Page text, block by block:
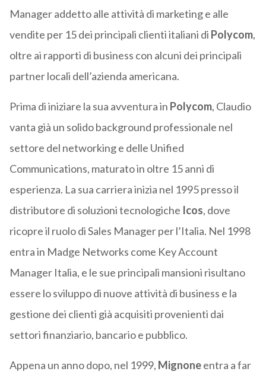
Manager addetto alle attività di marketing e alle
vendite per 15 dei principali clienti italiani di Polycom,
oltre ai rapporti di business con alcuni dei principali
partner locali dell’azienda americana.
Prima di iniziare la sua avventura in Polycom, Claudio
vanta già un solido background professionale nel
settore del networking e delle Unified
Communications, maturato in oltre 15 anni di
esperienza. La sua carriera inizia nel 1995 presso il
distributore di soluzioni tecnologiche Icos, dove
ricopre il ruolo di Sales Manager per l’Italia. Nel 1998
entra in Madge Networks come Key Account
Manager Italia, e le sue principali mansioni risultano
essere lo sviluppo di nuove attività di business e la
gestione dei clienti già acquisiti provenienti dai
settori finanziario, bancario e pubblico.
Appena un anno dopo, nel 1999, Mignoneentra a far